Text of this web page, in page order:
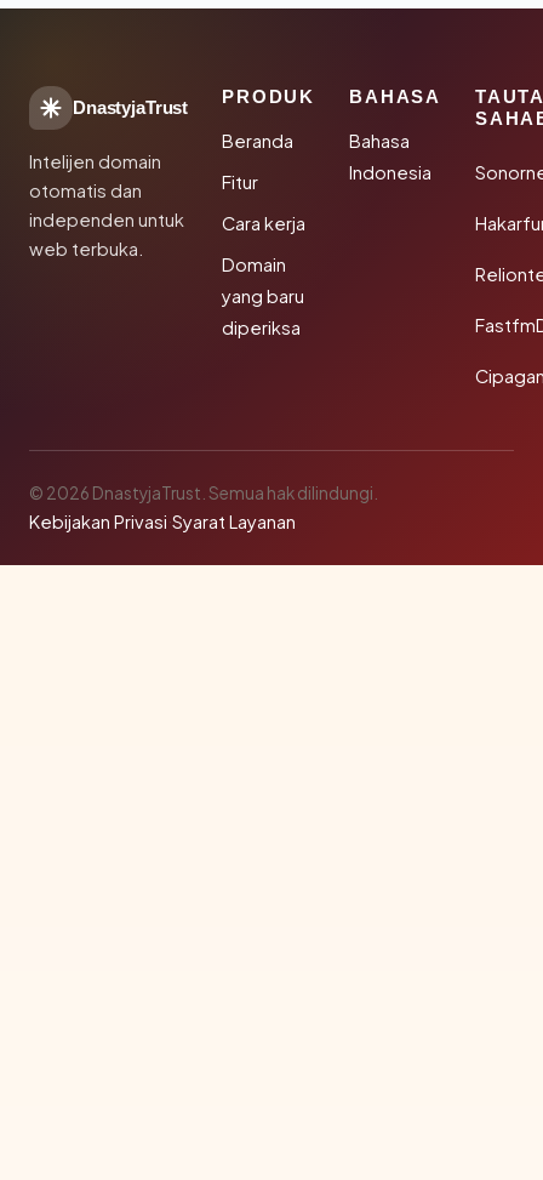
DnastyjaTrust
Intelijen domain
otomatis dan
independen untuk
web terbuka.
PRODUK
Beranda
Fitur
Cara kerja
Domain
yang baru
diperiksa
BAHASA
Bahasa
Indonesia
© 2026 DnastyjaTrust. Semua hak dilindungi.
Kebijakan Privasi·Syarat Layanan